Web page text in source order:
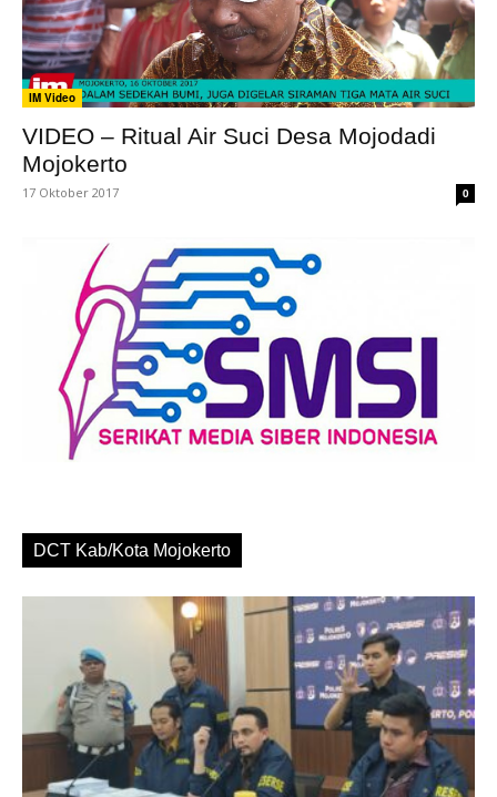
IM Video
VIDEO – Ritual Air Suci Desa Mojodadi
Mojokerto
17 Oktober 2017 0
DCT Kab/Kota Mojokerto